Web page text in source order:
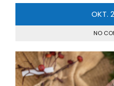
OKT.
NO